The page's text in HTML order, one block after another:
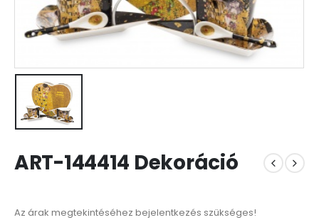
ART-144414 Dekoráció
Az árak megtekintéséhez bejelentkezés szükséges!